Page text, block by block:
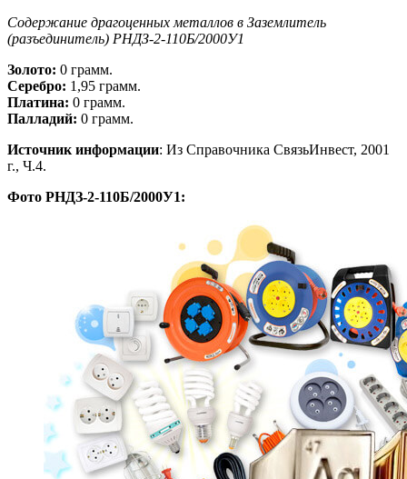
Содержание драгоценных металлов в Заземлитель
(разъединитель) РНДЗ-2-110Б/2000У1
Золото: 0 грамм.
Серебро: 1,95 грамм.
Платина: 0 грамм.
Палладий: 0 грамм.
Источник информации: Из Справочника СвязьИнвест, 2001
г., Ч.4.
Фото РНДЗ-2-110Б/2000У1: